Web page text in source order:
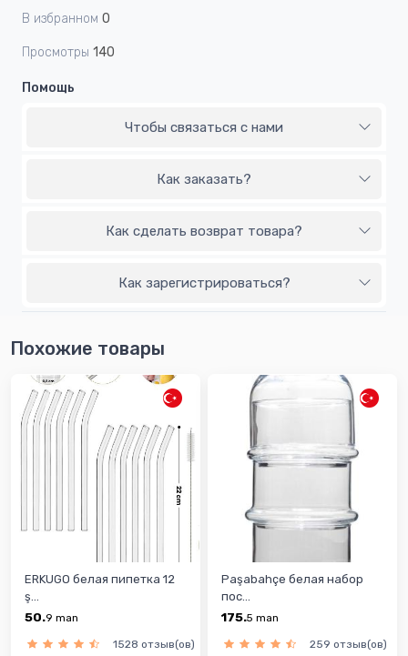
В избранном 0
Просмотры 140
Помощь
Чтобы связаться с нами
Как заказать?
Как сделать возврат товара?
Как зарегистрироваться?
Похожие товары
ERKUGO белая пипетка 12
ş...
50.9 man
1528 отзыв(ов)
Paşabahçe белая набор
пос...
175.5 man
259 отзыв(ов)